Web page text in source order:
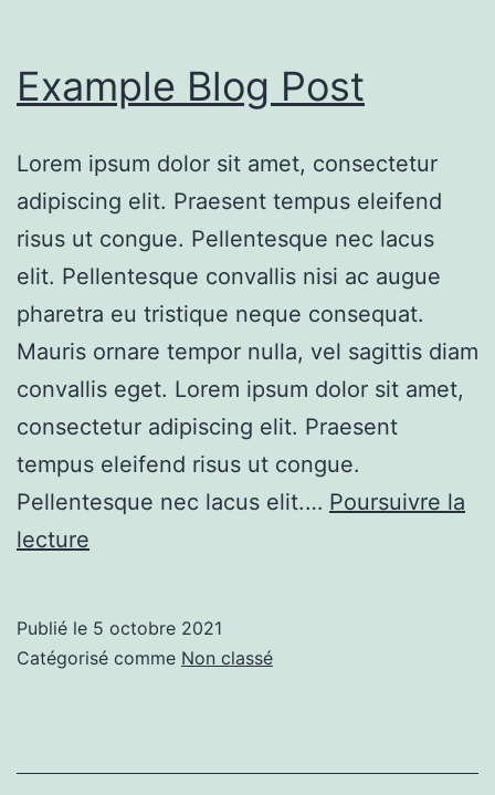
Example Blog Post
Lorem ipsum dolor sit amet, consectetur
adipiscing elit. Praesent tempus eleifend
risus ut congue. Pellentesque nec lacus
elit. Pellentesque convallis nisi ac augue
pharetra eu tristique neque consequat.
Mauris ornare tempor nulla, vel sagittis diam
convallis eget. Lorem ipsum dolor sit amet,
consectetur adipiscing elit. Praesent
tempus eleifend risus ut congue.
Pellentesque nec lacus elit.… Poursuivre la
lecture
Publié le 5 octobre 2021
Catégorisé comme Non classé